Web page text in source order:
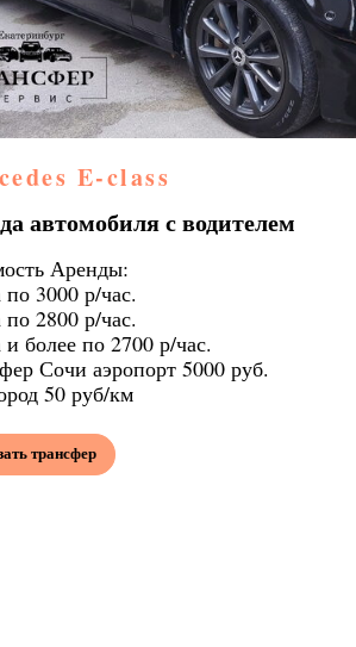
E-class
автомобиля с водителем
Аренды:
по 3000 р/час.
по 2800 р/час.
и более по 2700 р/час.
Сочи аэропорт 5000 руб.
50 руб/км
трансфер